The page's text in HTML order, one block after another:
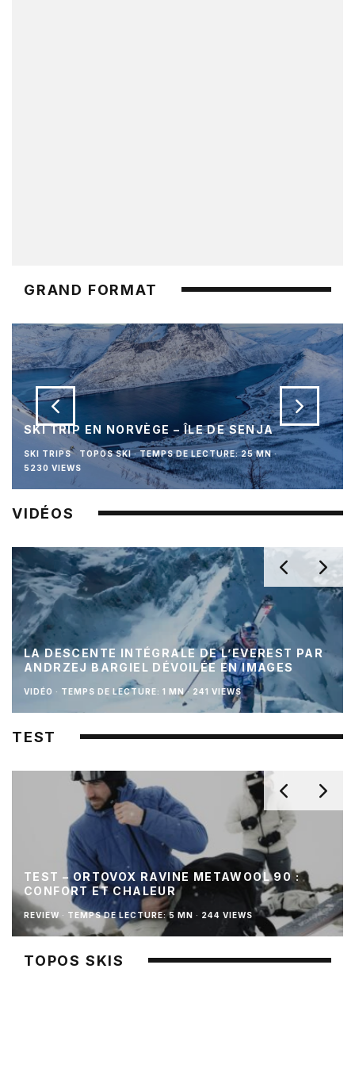
GRAND FORMAT
SKI TRIP EN NORVÈGE – ÎLE DE SENJA
SKI TRIPS TOPOS SKI · TEMPS DE LECTURE: 25 MN ·
5230 VIEWS
VIDÉOS
LA DESCENTE INTÉGRALE DE L’EVEREST PAR
ANDRZEJ BARGIEL DÉVOILÉE EN IMAGES
VIDÉO · TEMPS DE LECTURE: 1 MN · 241 VIEWS
TEST
TEST – ORTOVOX RAVINE METAWOOL 90 :
CONFORT ET CHALEUR
REVIEW · TEMPS DE LECTURE: 5 MN · 244 VIEWS
TOPOS SKIS